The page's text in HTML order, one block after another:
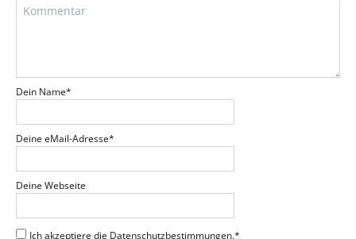
Dein Name*
Deine eMail-Adresse*
Deine Webseite
Ich akzeptiere die Datenschutzbestimmungen.*